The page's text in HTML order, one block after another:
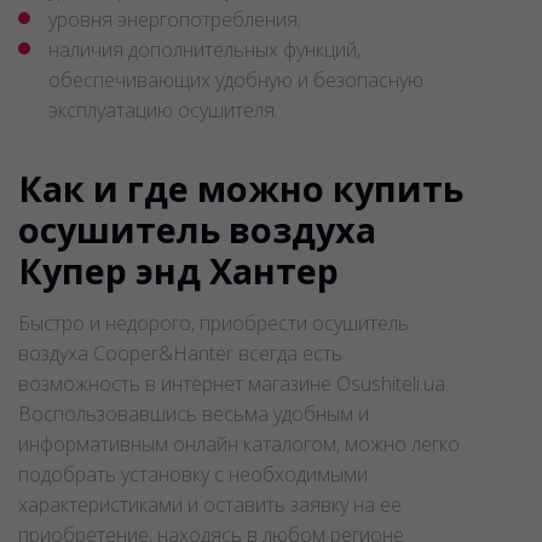
уровня энергопотребления;
наличия дополнительных функций,
обеспечивающих удобную и безопасную
эксплуатацию осушителя.
Как и где можно купить
осушитель воздуха
Купер энд Хантер
Быстро и недорого, приобрести осушитель
воздуха Cooper&Hanter всегда есть
возможность в интернет магазине Osushiteli.ua.
Воспользовавшись весьма удобным и
информативным онлайн каталогом, можно легко
подобрать установку с необходимыми
характеристиками и оставить заявку на ее
приобретение, находясь в любом регионе